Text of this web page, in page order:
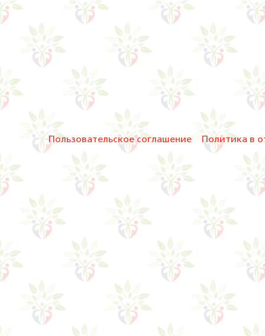
Пользовательское соглашение Политика в